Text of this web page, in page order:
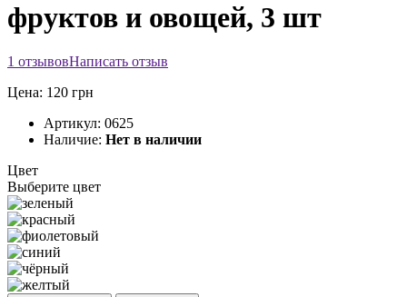
фруктов и овощей, 3 шт
1 отзывовНаписать отзыв
Цена: 120 грн
Артикул: 0625
Наличие: Нет в наличии
Цвет
Выберите цвет